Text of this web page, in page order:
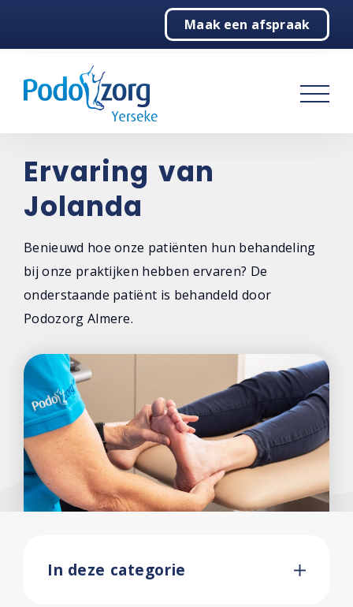
Maak een afspraak
Podologie
Behandelingen
Over ons
Contact
Ervaring van
Jolanda
Benieuwd hoe onze patiënten hun behandeling
bij onze praktijken hebben ervaren? De
onderstaande patiënt is behandeld door
Podozorg Almere.
In deze categorie